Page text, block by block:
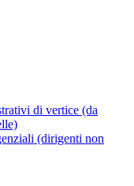
di vertice (da
(dirigenti non